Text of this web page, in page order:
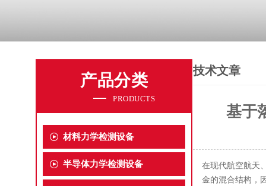
产品分类
PRODUCTS
材料力学检测设备
半导体力学检测设备
技术文章
基于
在现代航空航天
金的混合结构，